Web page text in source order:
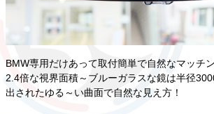
BMW専用だけあって取付簡単で自然なマッチ
2.4倍な視界面積～ブルーガラスな鏡は半径
出されたゆる～い曲面で自然な見え方！